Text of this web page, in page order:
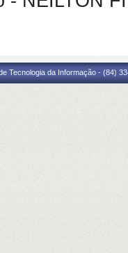
Tecnologia da Informação - (84)